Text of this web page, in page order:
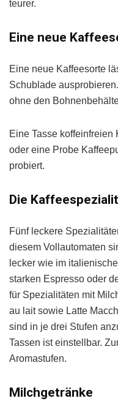
teurer.
Eine neue
Eine neue Kaffeesorte
Schublade
ohne den
Eine Tasse koffeinfreien
oder eine Probe
probiert.
Die
Fünf leckere
diesem Vollautomaten
lecker wie im
starken Espresso oder
für Spezialitäten mit
au lait sowie Latte
sind in je drei Stufen
Tassen ist einstellbar.
Aromastufen.
Milchgetränke